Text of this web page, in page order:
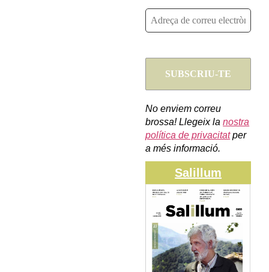
No enviem correu
brossa! Llegeix lanostra
política de privacitatper
a més informació.
Salillum